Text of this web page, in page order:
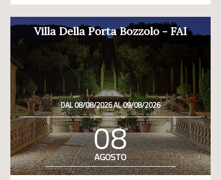
Villa Della Porta Bozzolo - FAI
DAL 08/08/2026 AL 09/08/2026
08
AGOSTO